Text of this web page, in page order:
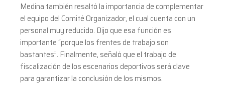
Medina también resaltó la importancia de complementar
el equipo del Comité Organizador, el cual cuenta con un
personal muy reducido. Dijo que esa función es
importante “porque los frentes de trabajo son
bastantes”. Finalmente, señaló que el trabajo de
fiscalización de los escenarios deportivos será clave
para garantizar la conclusión de los mismos.